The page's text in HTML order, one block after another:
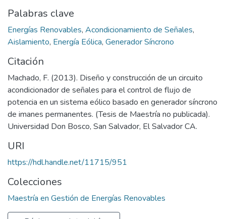
Palabras clave
Energías Renovables, Acondicionamiento de Señales,
Aislamiento, Energía Eólica, Generador Síncrono
Citación
Machado, F. (2013). Diseño y construcción de un circuito
acondicionador de señales para el control de flujo de
potencia en un sistema eólico basado en generador síncrono
de imanes permanentes. (Tesis de Maestría no publicada).
Universidad Don Bosco, San Salvador, El Salvador CA.
URI
https://hdl.handle.net/11715/951
Colecciones
Maestría en Gestión de Energías Renovables